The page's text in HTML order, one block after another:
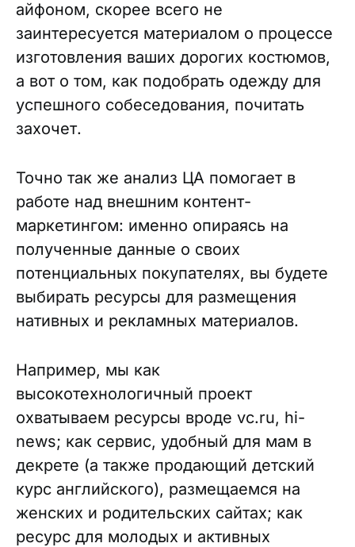
айфоном, скорее всего не
заинтересуется материалом о процессе
изготовления ваших дорогих костюмов,
а вот о том, как подобрать одежду для
успешного собеседования, почитать
захочет.
Точно так же анализ ЦА помогает в
работе над внешним контент-
маркетингом: именно опираясь на
полученные данные о своих
потенциальных покупателях, вы будете
выбирать ресурсы для размещения
нативных и рекламных материалов.
Например, мы как
высокотехнологичный проект
охватываем ресурсы вроде vc.ru, hi-
news; как сервис, удобный для мам в
декрете (а также продающий детский
курс английского), размещаемся на
женских и родительских сайтах; как
ресурс для молодых и активных